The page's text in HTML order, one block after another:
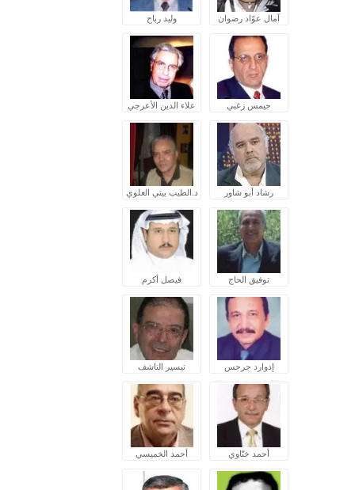
آمال عوّاد رضوان وليد رباح
جيمس زغبي علاء الدين الأعرجي
رشاد أبو شاور د.الطيب بيتي العلوي
توفيق الحاج فيصل أكرم
إدوارد جرجس تيسير الناشف
أحمد ختّاوي أحمد الخميسي